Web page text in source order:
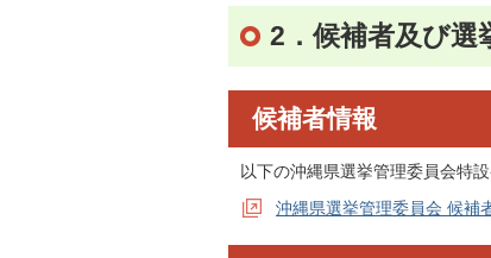
2．候補者及び選
候補者情報
以下の沖縄県選挙管理委員会特
沖縄県選挙管理委員会 候補